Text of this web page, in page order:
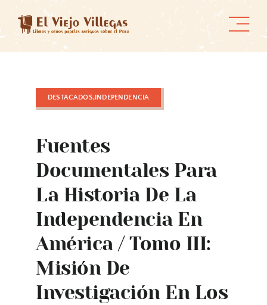
content
DESTACADOS,INDEPENDENCIA
Fuentes
Documentales Para
La Historia De La
Independencia En
América / Tomo III:
Misión De
Investigación En Los